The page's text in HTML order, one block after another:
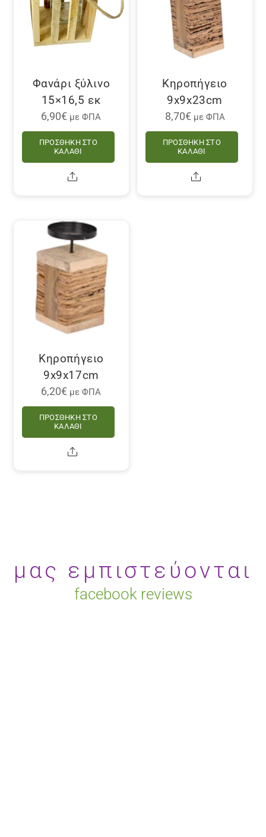
Φανάρι ξύλινο
15×16,5 εκ
6,90€ με ΦΠΑ
ΠΡΟΣΘΉΚΗ ΣΤΟ
ΚΑΛΆΘΙ
Share
Κηροπήγειο
9x9x23cm
8,70€ με ΦΠΑ
ΠΡΟΣΘΉΚΗ ΣΤΟ
ΚΑΛΆΘΙ
Share
Κηροπήγειο
9x9x17cm
6,20€ με ΦΠΑ
ΠΡΟΣΘΉΚΗ ΣΤΟ
ΚΑΛΆΘΙ
Share
μας εμπιστεύονται
facebook reviews